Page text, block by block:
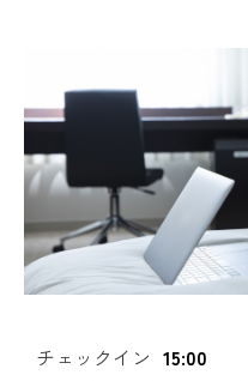
チェックイン 15:00